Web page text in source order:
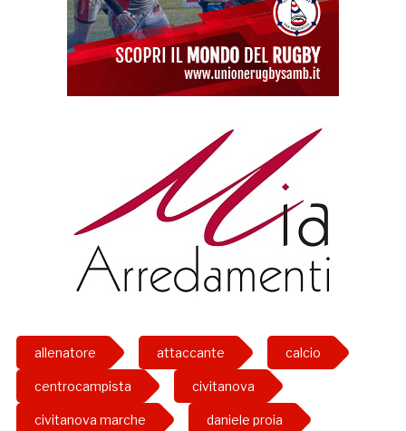
allenatore attaccante calcio
centrocampista civitanova
civitanova marche daniele proia